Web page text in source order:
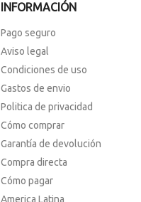
INFORMACIÓN
Pago seguro
Aviso legal
Condiciones de uso
Gastos de envio
Politica de privacidad
Cómo comprar
Garantía de devolución
Compra directa
Cómo pagar
America Latina